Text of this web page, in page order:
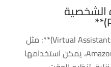
الشخصية
– **المساعدات الافتراضية (Virtual Assistants)**: مثل
Google Assistant أو Amazon Alexa، يمكن استخدامها